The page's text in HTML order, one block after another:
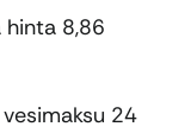
8,86
24